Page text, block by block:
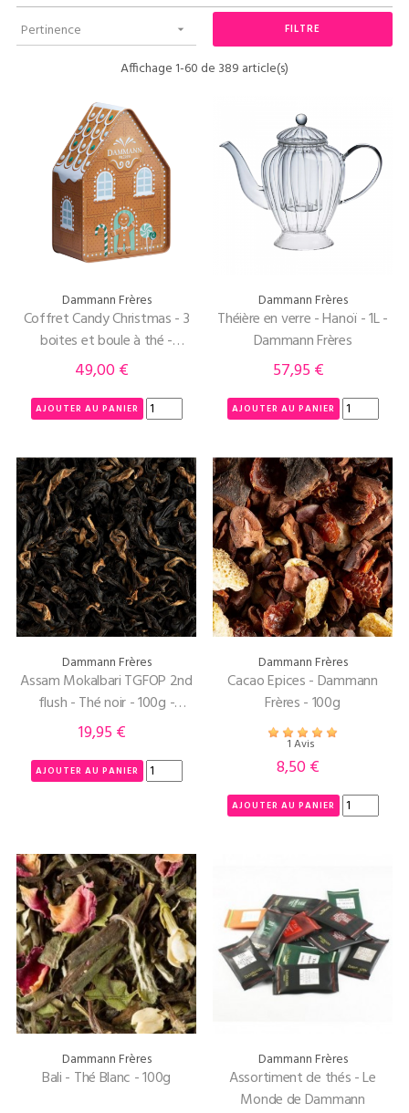
Pertinence  FILTRE
Affichage 1-60 de 389 article(s)
Dammann Frères
Coffret Candy Christmas - 3
boites et boule à thé -
Dammann Frères
Prix
49,00 €
AJOUTER AU PANIER
Dammann Frères
Théière en verre - Hanoï - 1L -
Dammann Frères
Prix
57,95 €
AJOUTER AU PANIER
Dammann Frères
Assam Mokalbari TGFOP 2nd
flush - Thé noir - 100g -
Dammann Frères
Prix
19,95 €
AJOUTER AU PANIER
Dammann Frères
Cacao Epices - Dammann
Frères - 100g
1 Avis
Prix
8,50 €
AJOUTER AU PANIER
Dammann Frères
Bali - Thé Blanc - 100g
Dammann Frères
Assortiment de thés - Le
Monde de Dammann